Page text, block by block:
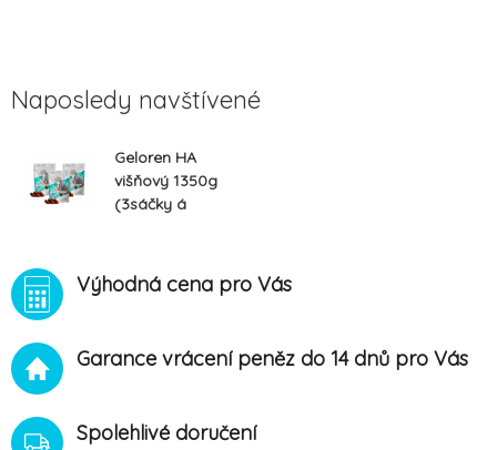
Naposledy navštívené
Geloren HA
višňový 1350g
(3sáčky á
Výhodná cena pro Vás
Garance vrácení peněz do 14 dnů pro Vás
Spolehlivé doručení